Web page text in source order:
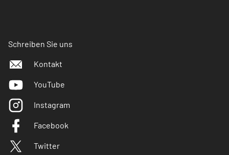
Schreiben Sie uns
Kontakt
YouTube
Instagram
Facebook
Twitter